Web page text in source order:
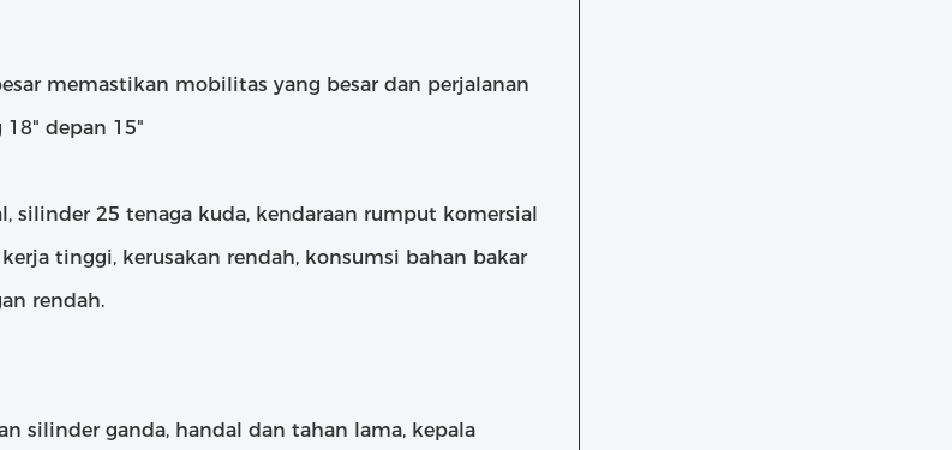
memastikan mobilitas yang besar dan perjalanan
18" depan 15"
silinder 25 tenaga kuda, kendaraan rumput komersial
tinggi, kerusakan rendah, konsumsi bahan bakar
rendah.
silinder ganda, handal dan tahan lama, kepala